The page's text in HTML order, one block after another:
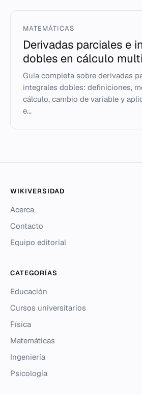
MATEMÁTICAS
Derivadas parciales e
dobles en cálculo
Guía completa sobre derivadas
integrales dobles: definiciones,
cálculo, cambio de variable y
e...
WIKIVERSIDAD
Acerca
Contacto
Equipo editorial
CATEGORÍAS
Educación
Cursos universitarios
Física
Matemáticas
Ingeniería
Psicología